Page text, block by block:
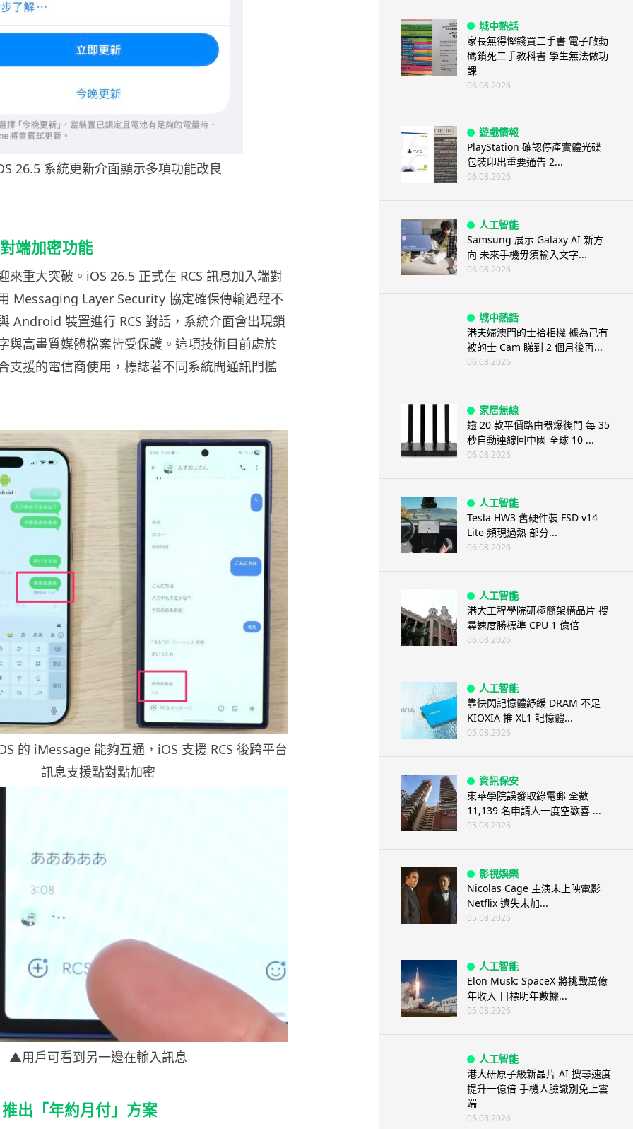
26.5 系統更新介面顯示多項功能改良
端加密功能
來重大突破。iOS 26.5 正式在 RCS 訊息加入端對
Messaging Layer Security 協定確保傳輸過程不
Android 裝置進行 RCS 對話，系統介面會出現鎖
與高畫質媒體檔案皆受保護。這項技術目前處於
支援的電信商使用，標誌著不同系統間通訊門檻
的 iMessage 能夠互通，iOS 支援 RCS 後跨平台
訊息支援點對點加密
▲用戶可看到另一邊在輸入訊息
出「年約月付」方案
城中熱話
家長無得慳錢買二手書 電子啟動
碼鎖死二手教科書 學生無法做功
課
06.08.2026
遊戲情報
PlayStation 確認停產實體光碟
包裝印出重要通告 2...
06.08.2026
人工智能
Samsung 展示 Galaxy AI 新方
向 未來手機毋須輸入文字...
06.08.2026
城中熱話
港夫婦澳門的士拾相機 據為己有
被的士 Cam 睇到 2 個月後再...
06.08.2026
家居無線
逾 20 款平價路由器爆後門 每 35
秒自動連線回中國 全球 10 ...
06.08.2026
人工智能
Tesla HW3 舊硬件裝 FSD v14
Lite 頻現過熱 部分...
06.08.2026
人工智能
港大工程學院研極簡架構晶片 搜
尋速度勝標準 CPU 1 億倍
06.08.2026
人工智能
靠快閃記憶體紓緩 DRAM 不足
KIOXIA 推 XL1 記憶體...
05.08.2026
資訊保安
東華學院誤發取錄電郵 全數
11,139 名申請人一度空歡喜 ...
05.08.2026
影視娛樂
Nicolas Cage 主演未上映電影
Netflix 遺失未加...
05.08.2026
人工智能
Elon Musk: SpaceX 將挑戰萬億
年收入 目標明年數據...
05.08.2026
人工智能
港大研原子級新晶片 AI 搜尋速度
提升一億倍 手機人臉識別免上雲
端
05.08.2026